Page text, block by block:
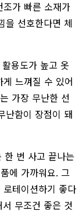
가 빠른 소재가
을 선호한다면 체
용도가 높고 옷
느껴질 수 있어
가장 무난한 선
난함이 장점이 돼
한 번 사고 끝나는
에 가까워요. 그
테이션하기 좋다
무조건 좋은 것